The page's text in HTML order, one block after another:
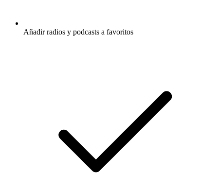
Añadir radios y podcasts a favoritos